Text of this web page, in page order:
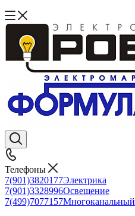
Телефоны
7(901)3820177Электрика
7(901)3328996Освещение
7(499)7077157Многоканальный